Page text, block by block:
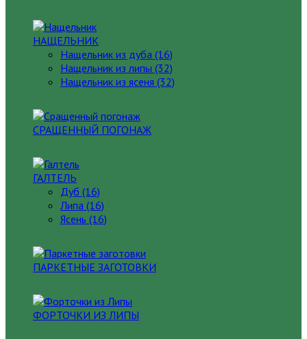
НАЩЕЛЬНИК
Нащельник из дуба (16)
Нащельник из липы (32)
Нащельник из ясеня (32)
СРАЩЕННЫЙ ПОГОНАЖ
ГАЛТЕЛЬ
Дуб (16)
Липа (16)
Ясень (16)
ПАРКЕТНЫЕ ЗАГОТОВКИ
ФОРТОЧКИ ИЗ ЛИПЫ